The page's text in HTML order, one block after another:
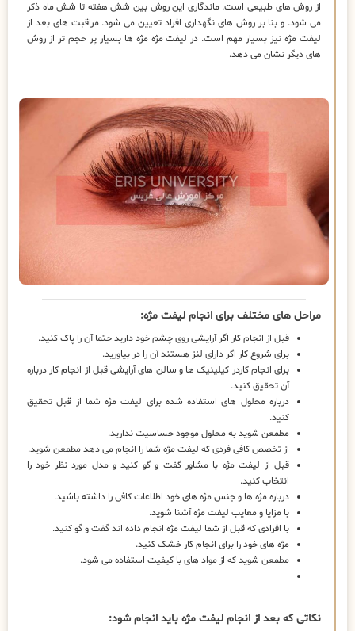
از روش های طبیعی است. ماندگاری این روش بین شش هفته تا شش ماه ذکر
می شود. و بنا بر روش های نگهداری افراد تعیین می شود. مراقبت های بعد از
لیفت مژه نیز بسیار مهم است. در لیفت مژه مژه ها بسیار پر حجم تر از روش
های دیگر نشان می دهد.
مراحل های مختلف برای انجام لیفت مژه:
قبل از انجام کار اگر آرایشی روی چشم خود دارید حتما آن را پاک کنید.
برای شروع کار اگر دارای لنز هستند آن را در بیاورید.
برای انجام کاردر کیلینیک ها و سالن های آرایشی قبل از انجام کار درباره
آن تحقیق کنید.
درباره محلول های استفاده شده برای لیفت مژه شما از قبل تحقیق
کنید.
مطمعن شوید به محلول موجود حساسیت ندارید.
از تخصص کافی فردی که لیفت مژه شما را انجام می دهد مطمعن شوید.
قبل از لیفت مژه با مشاور گفت و گو کنید و مدل مورد نظر خود را
انتخاب کنید.
درباره مژه ها و جنس مژه های خود اطلاعات کافی را داشته باشید.
با مزایا و معایب لیفت مژه آشنا شوید.
با افرادی که قبل از شما لیفت مژه انجام داده اند گفت و گو کنید.
مژه های خود را برای انجام کار خشک کنید.
مطمعن شوید که از مواد های با کیفیت استفاده می شود.
نکاتی که بعد از انجام لیفت مژه باید انجام شود: